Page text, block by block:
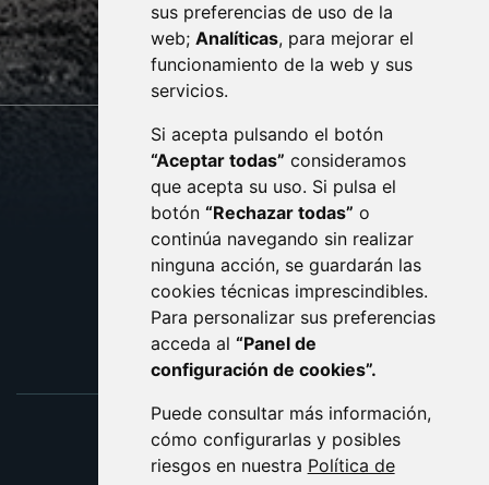
sus preferencias de uso de la
web; Analíticas, para mejorar el
funcionamiento de la web y sus
servicios.
Si acepta pulsando el botón
“Aceptar todas” consideramos
que acepta su uso. Si pulsa el
botón “Rechazar todas” o
continúa navegando sin realizar
ninguna acción, se guardarán las
cookies técnicas imprescindibles.
Para personalizar sus preferencias
acceda al “Panel de
configuración de cookies”.
Puede consultar más información,
cómo configurarlas y posibles
riesgos en nuestra Política de
sac@monzon.es
monzon.es
CONTACTO
AVISO LEGAL
PROTECCIÓN DE DATOS
POLÍTICA DE COOKIES
ACCESIBILIDAD
ENLACE EXTERNO AL